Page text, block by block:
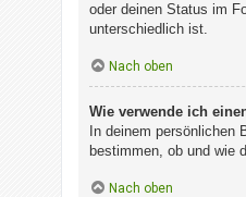
oder deinen Status im
unterschiedlich ist.
Nach oben
Wie verwende ich
In deinem persönlichen
bestimmen, ob und wie
Nach oben